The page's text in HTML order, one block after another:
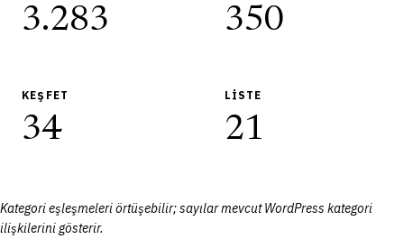
3.283 350
KEŞFET
34
LISTE
21
Kategori eşleşmeleri örtüşebilir; sayılar mevcut WordPress kategori
ilişkilerini gösterir.